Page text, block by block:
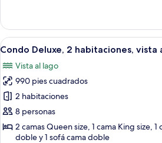
Suite
#1211)
1
habitación,
vista
lago
(Penthouse
Suite
#1211)
Abrir
todas
las
fotos
de
Condo
Deluxe,
Una
22
Condo Deluxe, 2 habitaciones, vista
Vista al lago
990 pies cuadrados
2 habitaciones
8 personas
2 camas Queen size, 1 cama King size,
doble y 1 sofá cama doble